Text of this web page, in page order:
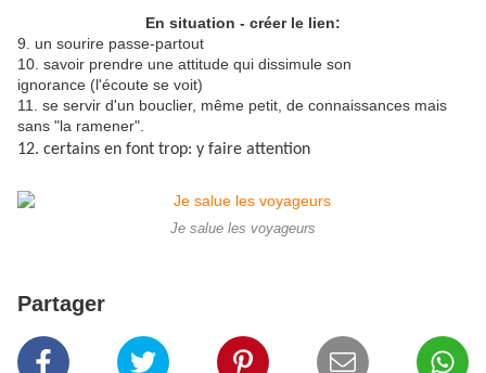
En situation - créer le lien:
9. un sourire passe-partout
10. savoir prendre une attitude qui dissimule son
ignorance (l'écoute se voit)
11. se servir d'un bouclier, même petit, de connaissances mais
sans "la ramener".
12. certains en font trop: y faire attention
Je salue les voyageurs
Partager